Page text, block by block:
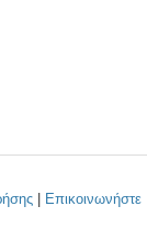
|
Επικοινωνήστε